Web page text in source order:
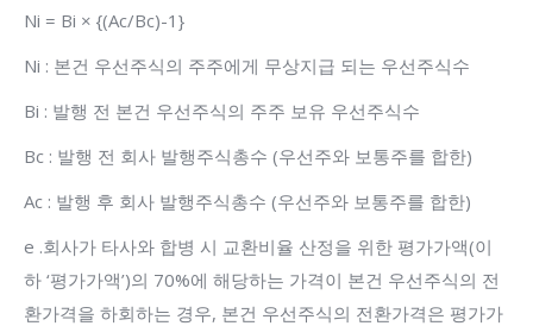
Ni = Bi × {(Ac/Bc)-1}
Ni : 본건 우선주식의 주주에게 무상지급 되는 우선주식수
Bi : 발행 전 본건 우선주식의 주주 보유 우선주식수
Bc : 발행 전 회사 발행주식총수 (우선주와 보통주를 합한)
Ac : 발행 후 회사 발행주식총수 (우선주와 보통주를 합한)
e .회사가 타사와 합병 시 교환비율 산정을 위한 평가가액(이
하 ‘평가가액’)의 70%에 해당하는 가격이 본건 우선주식의 전
환가격을 하회하는 경우, 본건 우선주식의 전환가격은 평가가